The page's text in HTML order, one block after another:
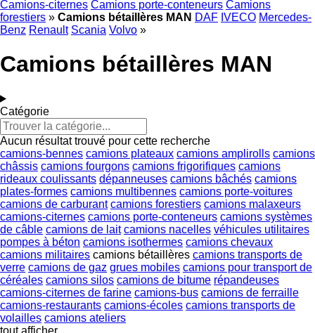
Camions-citernes Camions porte-conteneurs Camions
forestiers » Camions bétaillères MAN DAF IVECO Mercedes-
Benz Renault Scania Volvo »
Camions bétaillères MAN
Catégorie
Aucun résultat trouvé pour cette recherche
camions-bennes camions plateaux camions amplirolls camions
châssis camions fourgons camions frigorifiques camions
rideaux coulissants dépanneuses camions bâchés camions
plates-formes camions multibennes camions porte-voitures
camions de carburant camions forestiers camions malaxeurs
camions-citernes camions porte-conteneurs camions systèmes
de câble camions de lait camions nacelles véhicules utilitaires
pompes à béton camions isothermes camions chevaux
camions militaires camions bétaillères camions transports de
verre camions de gaz grues mobiles camions pour transport de
céréales camions silos camions de bitume répandeuses
camions-citernes de farine camions-bus camions de ferraille
camions-restaurants camions-écoles camions transports de
volailles camions ateliers
tout afficher